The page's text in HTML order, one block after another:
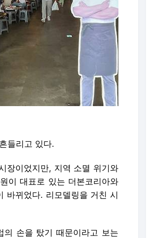
들리고 있다.
장이었지만, 지역 소멸 위기와
이 대표로 있는 더본코리아와
바뀌었다. 리모델링을 거친 시
의 손을 탔기 때문이라고 보는